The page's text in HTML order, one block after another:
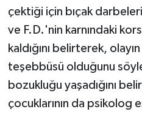
çektiği için bıçak
ve F.D.'nin karnındaki
kaldığını belirterek,
teşebbüsü olduğunu
bozukluğu yaşadığını
çocuklarının da psikolog